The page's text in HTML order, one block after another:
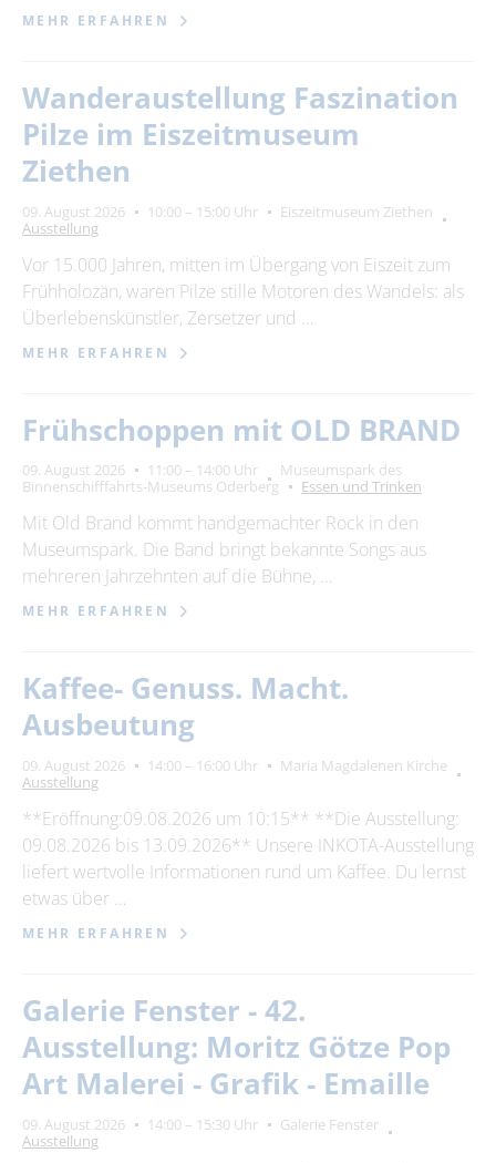
MEHR ERFAHREN
Wanderaustellung Faszination
Pilze im Eiszeitmuseum
Ziethen
09. August 2026 10:00 – 15:00 Uhr
Eiszeitmuseum Ziethen
Ausstellung
Vor 15.000 Jahren, mitten im Übergang von Eiszeit zum
Frühholozän, waren Pilze stille Motoren des Wandels: als
Überlebenskünstler, Zersetzer und …
MEHR ERFAHREN
Frühschoppen mit OLD BRAND
09. August 2026 11:00 – 14:00 Uhr
Museumspark des
Binnenschifffahrts-Museums Oderberg
Essen und Trinken
Mit Old Brand kommt handgemachter Rock in den
Museumspark. Die Band bringt bekannte Songs aus
mehreren Jahrzehnten auf die Bühne, …
MEHR ERFAHREN
Kaffee- Genuss. Macht.
Ausbeutung
09. August 2026 14:00 – 16:00 Uhr
Maria Magdalenen Kirche
Ausstellung
**Eröffnung:09.08.2026 um 10:15** **Die Ausstellung:
09.08.2026 bis 13.09.2026** Unsere INKOTA-Ausstellung
liefert wertvolle Informationen rund um Kaffee. Du lernst
etwas über …
MEHR ERFAHREN
Galerie Fenster - 42.
Ausstellung: Moritz Götze Pop
Art Malerei - Grafik - Emaille
09. August 2026 14:00 – 15:30 Uhr
Galerie Fenster
Ausstellung